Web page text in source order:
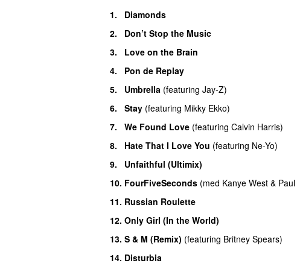
1. Diamonds
2. Don’t Stop the Music
3. Love on the Brain
4. Pon de Replay
5. Umbrella (featuring Jay-Z)
6. Stay (featuring Mikky Ekko)
7. We Found Love (featuring Calvin Harris)
8. Hate That I Love You (featuring Ne-Yo)
9. Unfaithful (Ultimix)
10. FourFiveSeconds (med Kanye West &
11. Russian Roulette
12. Only Girl (In the World)
13. S & M (Remix) (featuring Britney Spears)
14. Disturbia